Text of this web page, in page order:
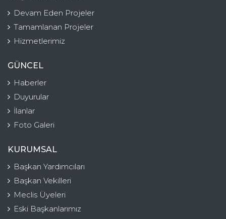
Devam Eden Projeler
Tamamlanan Projeler
Hizmetlerimiz
GÜNCEL
Haberler
Duyurular
İlanlar
Foto Galeri
KURUMSAL
Başkan Yardımcıları
Başkan Vekilleri
Meclis Üyeleri
Eski Başkanlarımız